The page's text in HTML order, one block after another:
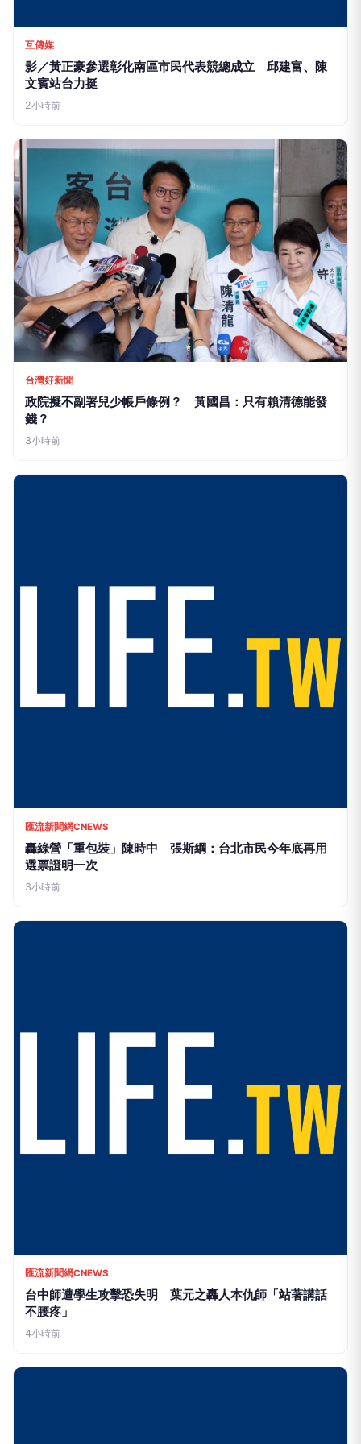
互傳媒
影／黃正豪參選彰化南區市民代表競總成立 邱建富、陳
文賓站台力挺
2小時前
台灣好新聞
政院擬不副署兒少帳戶條例？ 黃國昌：只有賴清德能發
錢？
3小時前
匯流新聞網CNEWS
轟綠營「重包裝」陳時中 張斯綱：台北市民今年底再用
選票證明一次
3小時前
匯流新聞網CNEWS
台中師遭學生攻擊恐失明 葉元之轟人本仇師「站著講話
不腰疼」
4小時前